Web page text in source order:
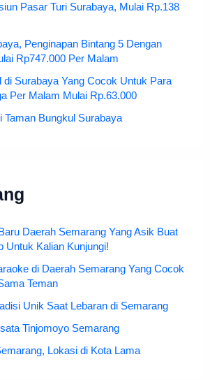
Pasar Turi Surabaya, Mulai Rp.138
Penginapan Bintang 5 Dengan
Rp747.000 Per Malam
di Surabaya Yang Cocok Untuk Para
Per Malam Mulai Rp.63.000
Taman Bungkul Surabaya
Daerah Semarang Yang Asik Buat
Untuk Kalian Kunjungi!
di Daerah Semarang Yang Cocok
Teman
Unik Saat Lebaran di Semarang
Tinjomoyo Semarang
Lokasi di Kota Lama